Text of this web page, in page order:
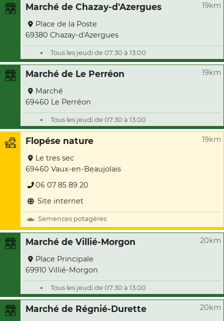
Marché de Chazay-d'Azergues 19km
Place de la Poste
69380 Chazay-d'Azergues
Tous les jeudi de 07:30 à 13:00
Marché de Le Perréon 19km
Marché
69460 Le Perréon
Tous les jeudi de 07:30 à 13:00
Flopése nature 19km
Le tres sec
69460 Vaux-en-Beaujolais
06 07 85 89 20
Site internet
Semences potagères
Marché de Villié-Morgon 20km
Place Principale
69910 Villié-Morgon
Tous les jeudi de 07:30 à 13:00
Marché de Régnié-Durette 20km